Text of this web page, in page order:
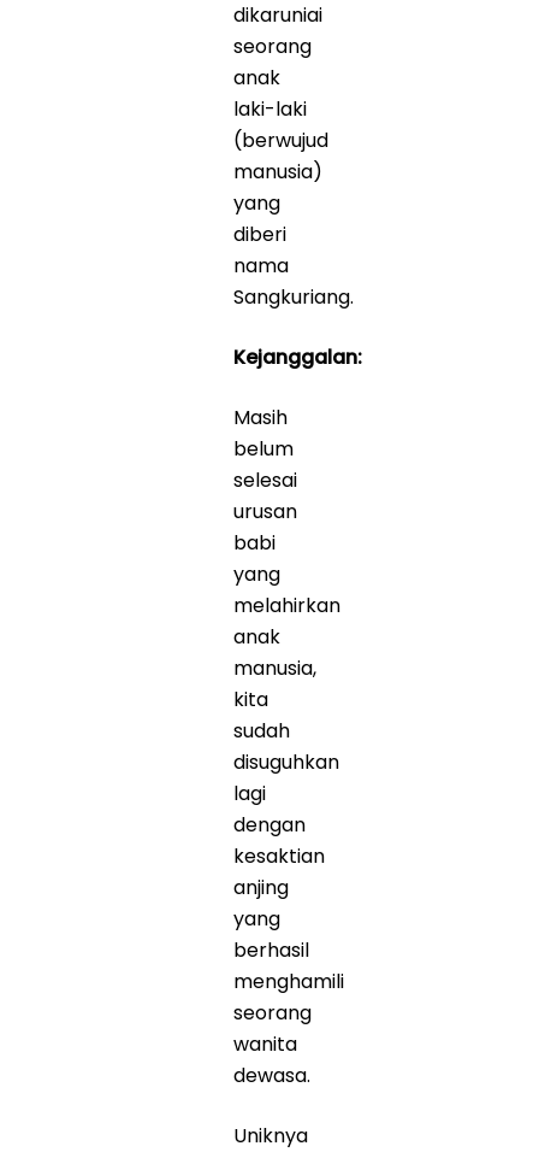
dikaruniai
seorang
anak
laki-laki
(berwujud
manusia)
yang
diberi
nama
Sangkuriang.
Kejanggalan:
Masih
belum
selesai
urusan
babi
yang
melahirkan
anak
manusia,
kita
sudah
disuguhkan
lagi
dengan
kesaktian
anjing
yang
berhasil
menghamili
seorang
wanita
dewasa.
Uniknya